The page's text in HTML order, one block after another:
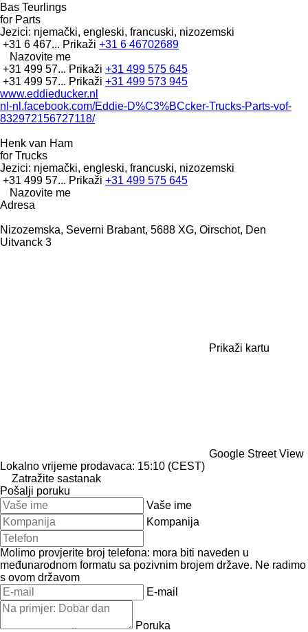
Bas Teurlings
for Parts
Jezici: njemački, engleski, francuski, nizozemski
+31 6 467... Prikaži +31 6 46702689
Nazovite me
+31 499 57... Prikaži +31 499 575 645
+31 499 57... Prikaži +31 499 573 945
www.eddieducker.nl
nl-nl.facebook.com/Eddie-D%C3%BCcker-Trucks-Parts-vof-
832972156727118/
Henk van Ham
for Trucks
Jezici: njemački, engleski, francuski, nizozemski
+31 499 57... Prikaži +31 499 575 645
Nazovite me
Adresa
Nizozemska, Severni Brabant, 5688 XG, Oirschot, Den
Uitvanck 3
Prikaži kartu
Google Street View
Lokalno vrijeme prodavaca: 15:10 (CEST)
Zatražite sastanak
Pošalji poruku
Vaše ime
Kompanija
Molimo provjerite broj telefona: mora biti naveden u
međunarodnom formatu sa pozivnim brojem države. Ne radimo
s ovom državom
E-mail
Poruka